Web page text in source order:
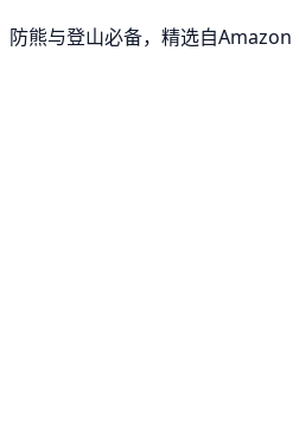
防熊与登山必备，精选自Amazon